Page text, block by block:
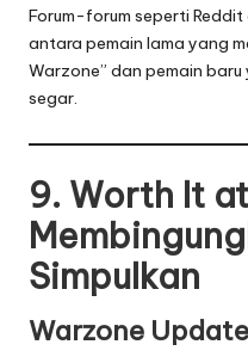
Forum-forum seperti
antara pemain lama yang
Warzone” dan pemain
segar.
9. Worth It
Simpulkan
Warzone